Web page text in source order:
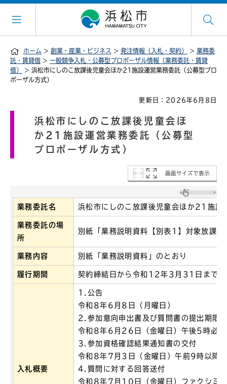
ホーム > 創業・産業・ビジネス > 発注情報（入札・契約） > 業務委
託・賃貸借 > 一般競争入札・公募型プロポーザル情報（業務委託・賃貸
借）
> 浜松市にしのこ放課後児童会ほか21施設運営業務委託（公募型プロ
ポーザル方式）
更新日：2026年6月8日
浜松市にしのこ放課後児童会ほ
か21施設運営業務委託（公募型
プロポーザル方式）
画面サイズで表示
業務委託名 浜松市にしのこ放課後児童会ほか21施設
業務委託の場
所
別紙「業務説明資料【別表1】対象放課
業務内容 別紙「業務説明資料」のとおり
履行期間 契約締結日から令和12年3月31日まで
入札概要
1.公告
令和8年6月8日（月曜日）
2.参加意向申出書及び質問書の提出期限
令和8年6月26日（金曜日）午後5時必着
3.参加資格確認結果通知書の交付
令和8年7月3日（金曜日）午前9時以降
4.質問に対する回答送付
令和8年7月10日（金曜日）ファクシミ